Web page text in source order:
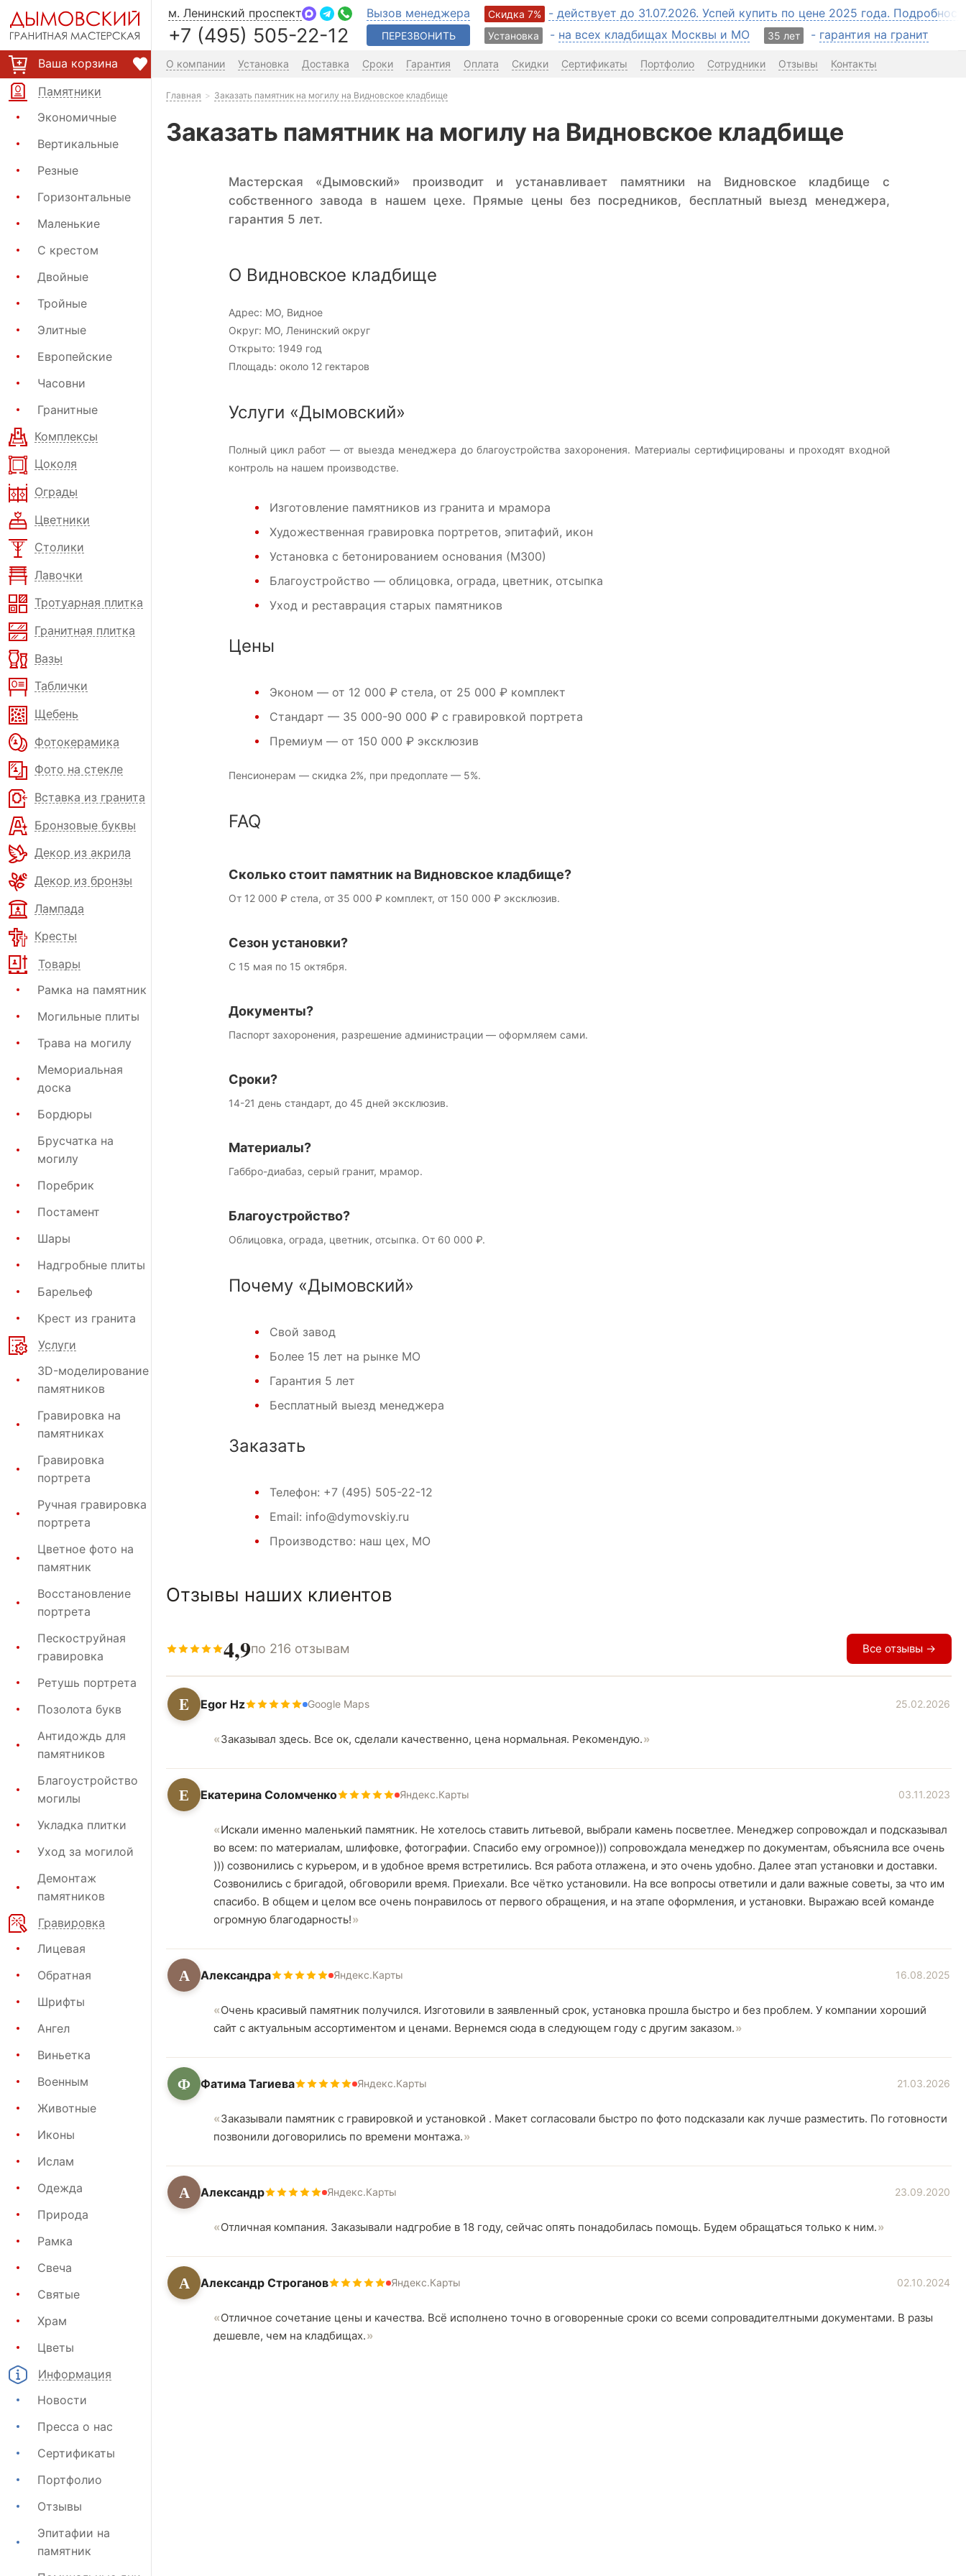
Ваша корзина
Памятники
Экономичные
Вертикальные
Резные
Горизонтальные
Маленькие
С крестом
Двойные
Тройные
Элитные
Европейские
Часовни
Гранитные
Комплексы
Цоколя
Ограды
Цветники
Столики
Лавочки
Тротуарная плитка
Гранитная плитка
Вазы
Таблички
Щебень
Фотокерамика
Фото на стекле
Вставка из гранита
Бронзовые буквы
Декор из акрила
Декор из бронзы
Лампада
Кресты
Товары
Рамка на памятник
Могильные плиты
Трава на могилу
Мемориальная
доска
Бордюры
Брусчатка на
могилу
Поребрик
Постамент
Шары
Надгробные плиты
Барельеф
Крест из гранита
Услуги
3D-моделирование
памятников
Гравировка на
памятниках
Гравировка
портрета
Ручная гравировка
портрета
Цветное фото на
памятник
Восстановление
портрета
Пескоструйная
гравировка
Ретушь портрета
Позолота букв
Антидождь для
памятников
Благоустройство
могилы
Укладка плитки
Уход за могилой
Демонтаж
памятников
Гравировка
Лицевая
Обратная
Шрифты
Ангел
Виньетка
Военным
Животные
Иконы
Ислам
Одежда
Природа
Рамка
Свеча
Святые
Храм
Цветы
Информация
Новости
Пресса о нас
Сертификаты
Портфолио
Отзывы
Эпитафии на
памятник
м. Ленинский проспект
+7 (495) 505-22-12
Вызов менеджера
ПЕРЕЗВОНИТЬ
Скидка 7% - действует до 31.07.2026. Успей купить по цене 2025 года.
Установка - на всех кладбищах Москвы и МО 35 лет - гарантия на гранит
О компании Установка Доставка Сроки Гарантия Оплата Скидки Сертификаты Портфолио Сотрудники Отзывы Контакты
Главная Заказать памятник на могилу на Видновское кладбище
Заказать памятник на могилу на Видновское кладбище
Мастерская «Дымовский» производит и устанавливает памятники на Видновское кладбище с
собственного завода в нашем цехе. Прямые цены без посредников, бесплатный выезд менеджера,
гарантия 5 лет.
О Видновское кладбище
Адрес: МО, Видное
Округ: МО, Ленинский округ
Открыто: 1949 год
Площадь: около 12 гектаров
Услуги «Дымовский»
Полный цикл работ — от выезда менеджера до благоустройства захоронения. Материалы сертифицированы и проходят входной
контроль на нашем производстве.
Изготовление памятников из гранита и мрамора
Художественная гравировка портретов, эпитафий, икон
Установка с бетонированием основания (М300)
Благоустройство — облицовка, ограда, цветник, отсыпка
Уход и реставрация старых памятников
Цены
Эконом — от 12 000 ₽ стела, от 25 000 ₽ комплект
Стандарт — 35 000-90 000 ₽ с гравировкой портрета
Премиум — от 150 000 ₽ эксклюзив
Пенсионерам — скидка 2%, при предоплате — 5%.
FAQ
Сколько стоит памятник на Видновское кладбище?
От 12 000 ₽ стела, от 35 000 ₽ комплект, от 150 000 ₽ эксклюзив.
Сезон установки?
С 15 мая по 15 октября.
Документы?
Паспорт захоронения, разрешение администрации — оформляем сами.
Сроки?
14-21 день стандарт, до 45 дней эксклюзив.
Материалы?
Габбро-диабаз, серый гранит, мрамор.
Благоустройство?
Облицовка, ограда, цветник, отсыпка. От 60 000 ₽.
Почему «Дымовский»
Свой завод
Более 15 лет на рынке МО
Гарантия 5 лет
Бесплатный выезд менеджера
Заказать
Телефон: +7 (495) 505-22-12
Email: info@dymovskiy.ru
Производство: наш цех, МО
Отзывы наших клиентов
4,9по 216 отзывам Все отзывы →
E Egor Hz Google Maps 25.02.2026
Заказывал здесь. Все ок, сделали качественно, цена нормальная. Рекомендую.
Е Екатерина Соломченко Яндекс.Карты 03.11.2023
Искали именно маленький памятник. Не хотелось ставить литьевой, выбрали камень посветлее. Менеджер сопровождал и подсказывал
во всем: по материалам, шлифовке, фотографии. Спасибо ему огромное))) сопровождала менеджер по документам, объяснила все очень
))) созвонились с курьером, и в удобное время встретились. Вся работа отлажена, и это очень удобно. Далее этап установки и доставки.
Созвонились с бригадой, обговорили время. Приехали. Все чётко установили. На все вопросы ответили и дали важные советы, за что им
спасибо. В общем и целом все очень понравилось от первого обращения, и на этапе оформления, и установки. Выражаю всей команде
огромную благодарность!
А Александра Яндекс.Карты 16.08.2025
Очень красивый памятник получился. Изготовили в заявленный срок, установка прошла быстро и без проблем. У компании хороший
сайт с актуальным ассортиментом и ценами. Вернемся сюда в следующем году с другим заказом.
Ф Фатима Тагиева Яндекс.Карты 21.03.2026
Заказывали памятник с гравировкой и установкой . Макет согласовали быстро по фото подсказали как лучше разместить. По готовности
позвонили договорились по времени монтажа.
А Александр Яндекс.Карты 23.09.2020
Отличная компания. Заказывали надгробие в 18 году, сейчас опять понадобилась помощь. Будем обращаться только к ним.
А Александр Строганов Яндекс.Карты 02.10.2024
Отличное сочетание цены и качества. Всё исполнено точно в оговоренные сроки со всеми сопровадителтными документами. В разы
дешевле, чем на кладбищах.